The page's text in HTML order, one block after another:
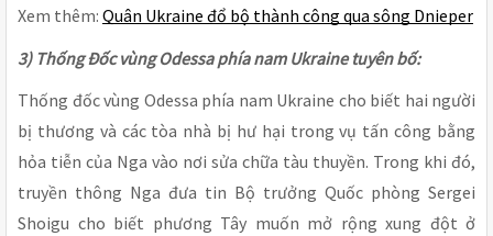
Xem thêm: Quân Ukraine đổ bộ thành công qua sông Dnieper
3) Thống Đốc vùng Odessa phía nam Ukraine tuyên bố:
Thống đốc vùng Odessa phía nam Ukraine cho biết hai người
bị thương và các tòa nhà bị hư hại trong vụ tấn công bằng
hỏa tiễn của Nga vào nơi sửa chữa tàu thuyền. Trong khi đó,
truyền thông Nga đưa tin Bộ trưởng Quốc phòng Sergei
Shoigu cho biết phương Tây muốn mở rộng xung đột ở